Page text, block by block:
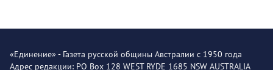
«Единение» - Газета русской общины Австралии с 1950 года
Адрес редакции: PO Box 128 WEST RYDE 1685 NSW AUSTRALIA